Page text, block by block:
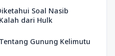
Soal Nasib
dari Hulk
Gunung Kelimutu